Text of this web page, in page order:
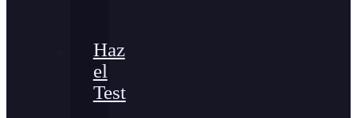
Haz
el
Test